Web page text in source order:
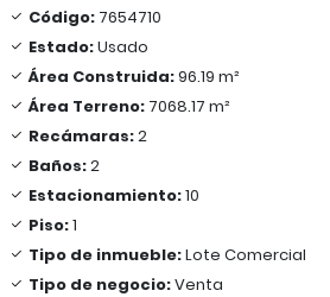
Código: 7654710
Estado:Usado
Área Construida:96.19 m²
Área Terreno: 7068.17 m²
Recámaras:2
Baños:2
Estacionamiento:10
Piso:1
Tipo de inmueble:Lote Comercial
Tipo de negocio:Venta